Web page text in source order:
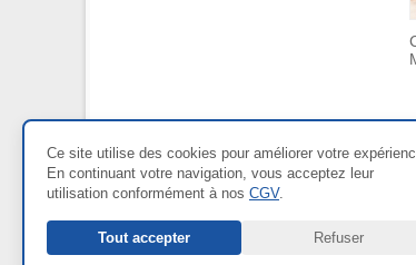
Nos Rayons :
Ce site utilise des cookies pour améliorer votre
En continuant votre navigation, vous acceptez leur
utilisation conformément à nos CGV.
Tout accepter Refuser